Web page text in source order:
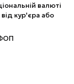
валюті
кур'єра або